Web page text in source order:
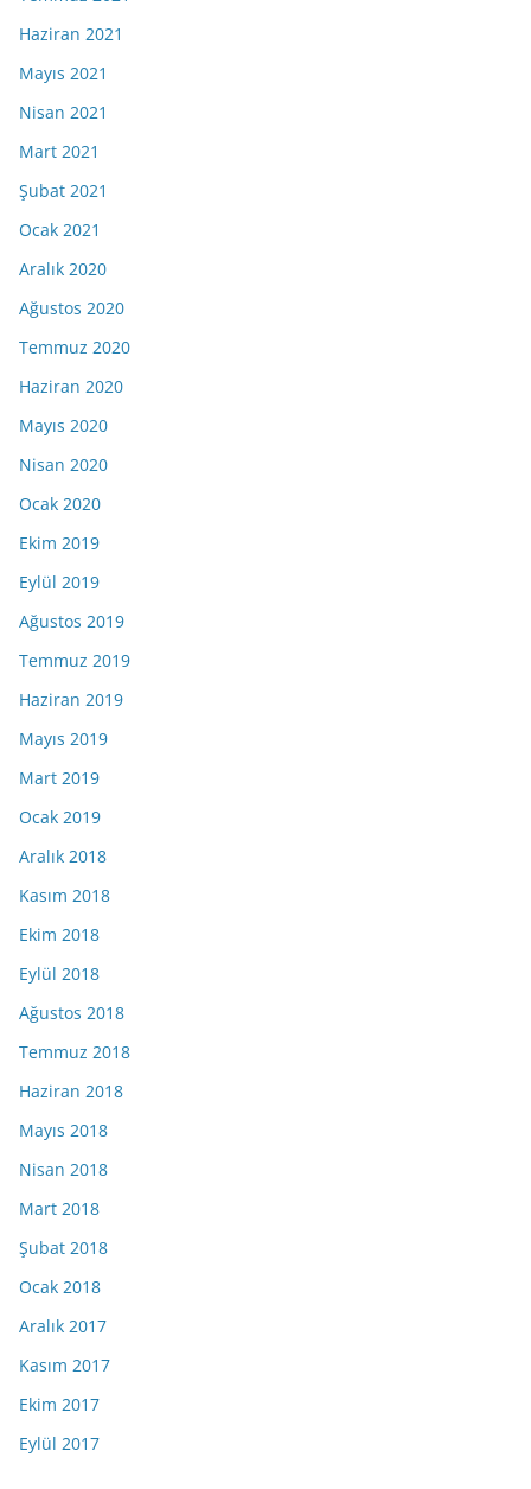
Haziran 2021
Mayıs 2021
Nisan 2021
Mart 2021
Şubat 2021
Ocak 2021
Aralık 2020
Ağustos 2020
Temmuz 2020
Haziran 2020
Mayıs 2020
Nisan 2020
Ocak 2020
Ekim 2019
Eylül 2019
Ağustos 2019
Temmuz 2019
Haziran 2019
Mayıs 2019
Mart 2019
Ocak 2019
Aralık 2018
Kasım 2018
Ekim 2018
Eylül 2018
Ağustos 2018
Temmuz 2018
Haziran 2018
Mayıs 2018
Nisan 2018
Mart 2018
Şubat 2018
Ocak 2018
Aralık 2017
Kasım 2017
Ekim 2017
Eylül 2017